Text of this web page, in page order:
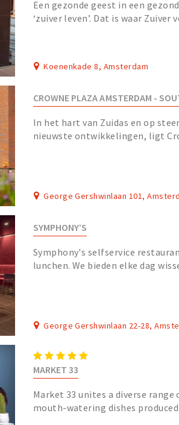
Een gezonde geest in een
‘zuiver leven’. Dat is waar
Koenenkade 8, Amsterdam
CROWNE PLAZA AMSTERDAM -
In het hart van Zuidas en op
nieuwste ontwikkelingen, ligt
George Gershwinlaan 101,
SYMPHONY’S
Symphony's selfservice
lunchen. We bieden elke dag
George Gershwinlaan 22-28,
MARKET 33
Market 33 unites a diverse
mouth-watering dishes